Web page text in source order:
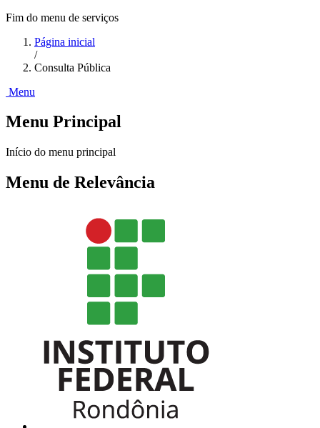
Fim do menu de serviços
Página inicial
/
Consulta Pública
Menu
Menu Principal
Início do menu principal
Menu de Relevância